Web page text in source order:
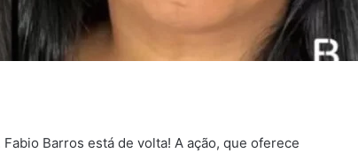
Barros está de volta! A ação, que oferece